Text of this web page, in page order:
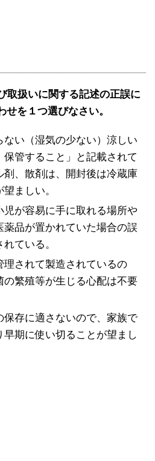
取扱いに関する記述の正誤に
を１つ選びなさい。
ない（湿気の少ない）涼しい
管すること」と記載されて
剤、散剤は、開封後は冷蔵庫
ましい。
児が容易に手に取れる場所や
薬品が置かれていた場合の誤
ている。
理されて製造されているの
の繁殖等が生じる心配は不要
保存に適さないので、家族で
期に使い切ることが望まし